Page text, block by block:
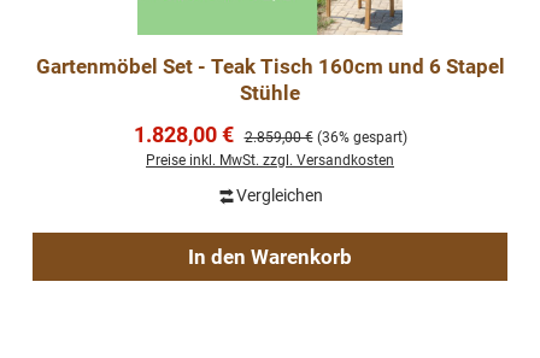
Gartenmöbel Set - Teak Tisch 160cm und 6 Stapel
Stühle
Verkaufspreis:
1.828,00 € Regulärer Preis:
2.859,00 € (36% gespart)
Preise inkl. MwSt. zzgl. Versandkosten
Vergleichen
In den Warenkorb